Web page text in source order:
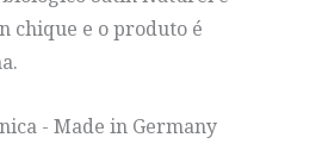
chique e o produto é
- Made in Germany